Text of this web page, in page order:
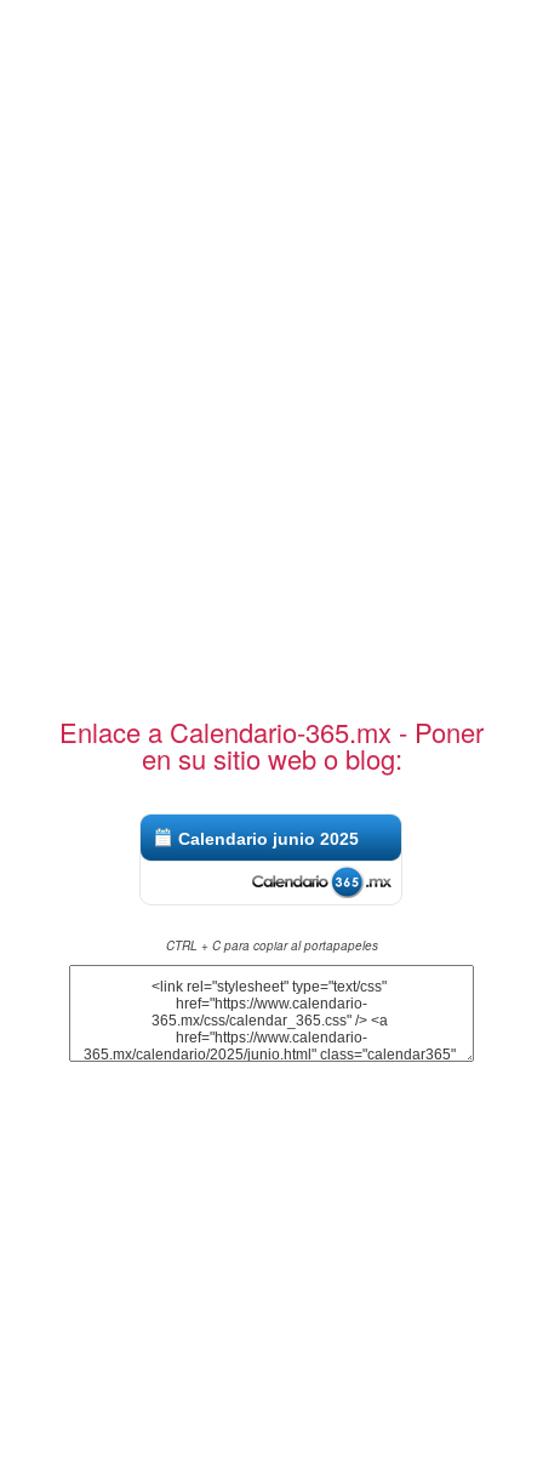
Enlace a Calendario-365.mx - Poner
en su sitio web o blog:
Calendario junio 2025
CTRL + C para copiar al portapapeles